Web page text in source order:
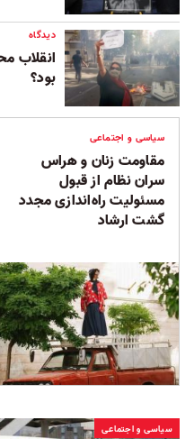
دیدگاه
انقلاب
بود؟
سیاسی و اجتماعی
مقاومت زنان و هراس
سران نظام از قبول
مسئولیت راه‌اندازی مجدد
گشت ارشاد
سیاسی و اجتماعی